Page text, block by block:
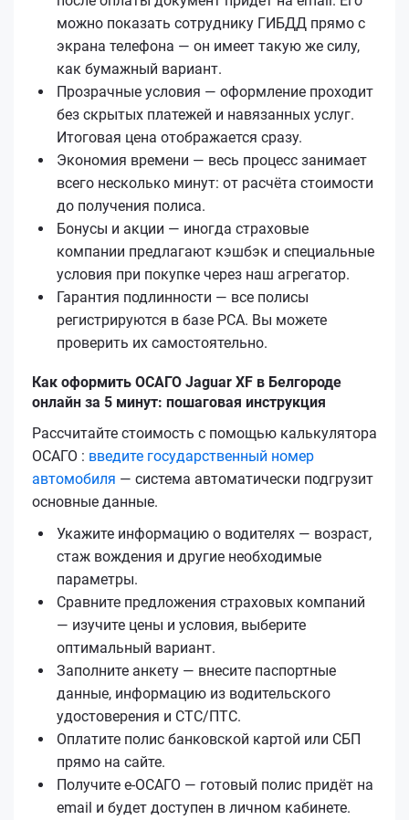
можно показать сотруднику ГИБДД прямо с
экрана телефона — он имеет такую же силу,
как бумажный вариант.
Прозрачные условия — оформление проходит
без скрытых платежей и навязанных услуг.
Итоговая цена отображается сразу.
Экономия времени — весь процесс занимает
всего несколько минут: от расчёта стоимости
до получения полиса.
Бонусы и акции — иногда страховые
компании предлагают кэшбэк и специальные
условия при покупке через наш агрегатор.
Гарантия подлинности — все полисы
регистрируются в базе РСА. Вы можете
проверить их самостоятельно.
Как оформить ОСАГО Jaguar XF в Белгороде
онлайн за 5 минут: пошаговая инструкция
Рассчитайте стоимость с помощью калькулятора
ОСАГО : введите государственный номер
автомобиля — система автоматически подгрузит
основные данные.
Укажите информацию о водителях — возраст,
стаж вождения и другие необходимые
параметры.
Сравните предложения страховых компаний
— изучите цены и условия, выберите
оптимальный вариант.
Заполните анкету — внесите паспортные
данные, информацию из водительского
удостоверения и СТС/ПТС.
Оплатите полис банковской картой или СБП
прямо на сайте.
Получите е‑ОСАГО — готовый полис придёт на
email и будет доступен в личном кабинете.